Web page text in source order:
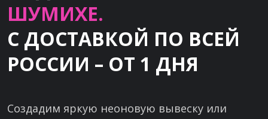
ШУМИХЕ.
С ДОСТАВКОЙ ПО ВСЕЙ
РОССИИ – ОТ 1 ДНЯ
Создадим яркую неоновую вывеску или